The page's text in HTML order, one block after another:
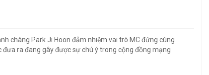
chàng Park Ji Hoon đảm nhiệm vai trò MC đứng cùng
đưa ra đang gây được sự chú ý trong cộng đồng mạng